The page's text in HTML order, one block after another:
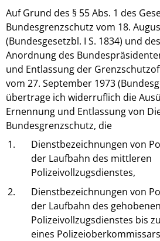
Auf Grund des § 55 Abs. 1 des
Bundesgrenzschutz vom 18.
(Bundesgesetzbl. I S. 1834) und
Anordnung des
und Entlassung der
vom 27. September 1973
übertrage ich widerruflich die
Ernennung und Entlassung von
Bundesgrenzschutz, die
1.
Dienstbezeichnungen von
der Laufbahn des mittleren
Polizeivollzugsdienstes,
2.
Dienstbezeichnungen von
der Laufbahn des gehobenen
Polizeivollzugsdienstes bis
eines